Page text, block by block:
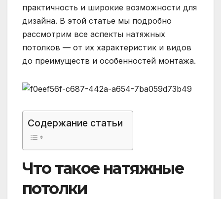
практичность и широкие возможности для
дизайна. В этой статье мы подробно
рассмотрим все аспекты натяжных
потолков — от их характеристик и видов
до преимуществ и особенностей монтажа.
Содержание статьи
Что такое натяжные
потолки